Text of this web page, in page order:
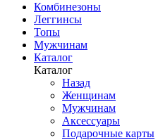
Комбинезоны
Леггинсы
Топы
Мужчинам
Каталог
Каталог
Назад
Женщинам
Мужчинам
Аксессуары
Подарочные карты